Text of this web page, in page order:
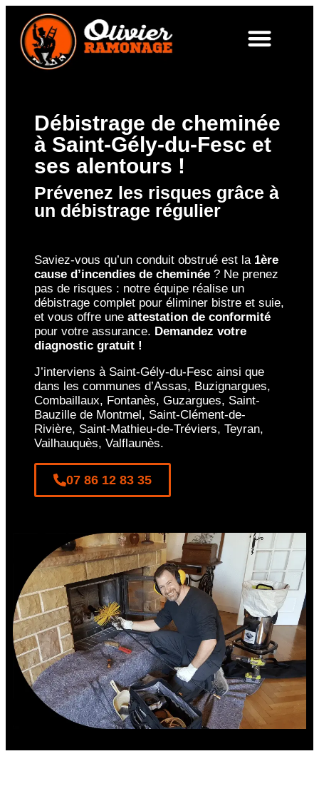
Débistrage de cheminée
à Saint-Gély-du-Fesc et
ses alentours !
Prévenez les risques grâce à
un débistrage régulier
Saviez-vous qu’un conduit obstrué est la 1ère
cause d’incendies de cheminée ? Ne prenez
pas de risques : notre équipe réalise un
débistrage complet pour éliminer bistre et suie,
et vous offre une attestation de conformité
pour votre assurance. Demandez votre
diagnostic gratuit !
J’interviens à Saint-Gély-du-Fesc ainsi que
dans les communes d’Assas, Buzignargues,
Combaillaux, Fontanès, Guzargues, Saint-
Bauzille de Montmel, Saint-Clément-de-
Rivière, Saint-Mathieu-de-Tréviers, Teyran,
Vailhauquès, Valflaunès.
07 86 12 83 35